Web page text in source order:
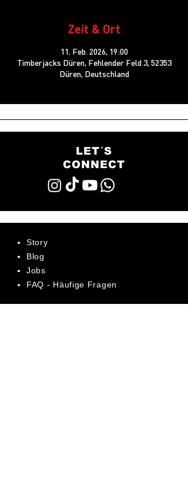
Zeit & Ort
11. Feb. 2026, 19:00
Timberjacks Düren, Fehlender Feld 3, 52353
Düren, Deutschland
LET´S
CONNECT
Story
Blog
Jobs
FAQ - Häufige Fragen